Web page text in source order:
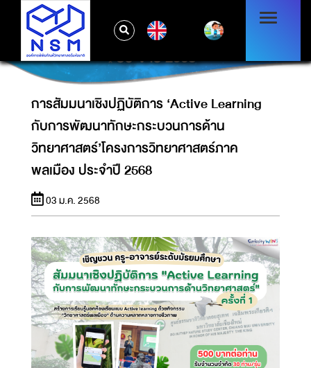
การสัมมนาเชิงปฏิบัติการ ‘ACTIVE LEARNING
กับการพัฒนาทักษะกระบวนการด้าน
วิทยาศาสตร์’โครงการวิทยาศาสตร์ภาคพลเมือง
ประจำปี 2568
การสัมมนาเชิงปฏิบัติการ ‘Active Learning
กับการพัฒนาทักษะกระบวนการด้าน
วิทยาศาสตร์’โครงการวิทยาศาสตร์ภาค
พลเมือง ประจำปี 2568
03 ม.ค. 2568